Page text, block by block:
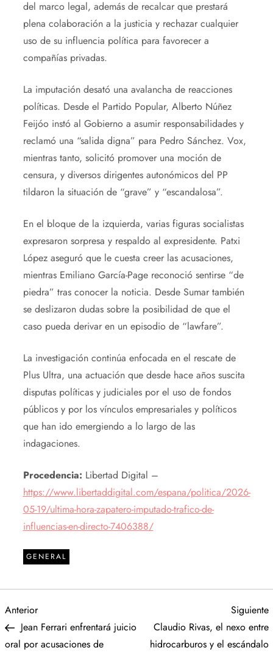
del marco legal, además de recalcar que prestará
plena colaboración a la justicia y rechazar cualquier
uso de su influencia política para favorecer a
compañías privadas.
La imputación desató una avalancha de reacciones
políticas. Desde el Partido Popular, Alberto Núñez
Feijóo instó al Gobierno a asumir responsabilidades y
reclamó una “salida digna” para Pedro Sánchez. Vox,
mientras tanto, solicitó promover una moción de
censura, y diversos dirigentes autonómicos del PP
tildaron la situación de “grave” y “escandalosa”.
En el bloque de la izquierda, varias figuras socialistas
expresaron sorpresa y respaldo al expresidente. Patxi
López aseguró que le cuesta creer las acusaciones,
mientras Emiliano García-Page reconoció sentirse “de
piedra” tras conocer la noticia. Desde Sumar también
se deslizaron dudas sobre la posibilidad de que el
caso pueda derivar en un episodio de “lawfare”.
La investigación continúa enfocada en el rescate de
Plus Ultra, una actuación que desde hace años suscita
disputas políticas y judiciales por el uso de fondos
públicos y por los vínculos empresariales y políticos
que han ido emergiendo a lo largo de las
indagaciones.
Procedencia: Libertad Digital –
https://www.libertaddigital.com/espana/politica/2026-
05-19/ultima-hora-zapatero-imputado-trafico-de-
influencias-en-directo-7406388/
GENERAL
N
a
Entrada
anterior
Anterior
Jean Ferrari enfrentará juicio
oral por acusaciones de
Siguiente
Claudio Rivas, el nexo entre
hidrocarburos y el escándalo